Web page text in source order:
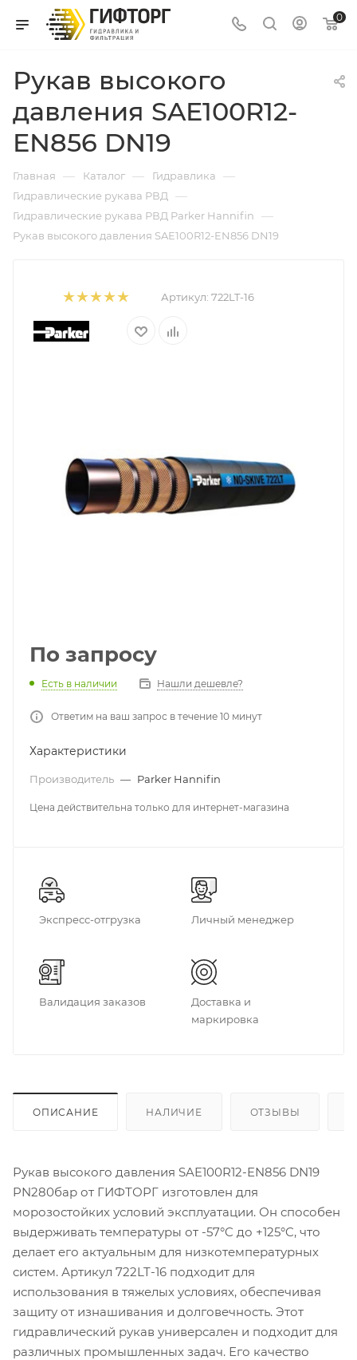
0
Рукав высокого
давления SAE100R12-
EN856 DN19
Главная — Каталог — Гидравлика —
Гидравлические рукава РВД —
Гидравлические рукава РВД Parker Hannifin —
Рукав высокого давления SAE100R12-EN856 DN19
Артикул: 722LT-16
По запросу
Есть в наличии Нашли дешевле?
Ответим на ваш запрос в течение 10 минут
Характеристики
Производитель — Parker Hannifin
Цена действительна только для интернет-магазина
Экспресс-отгрузка Личный менеджер
Валидация заказов
Доставка и
маркировка
ОПИСАНИЕ НАЛИЧИЕ ОТЗЫВЫ
Рукав высокого давления SAE100R12-EN856 DN19
PN280бар от ГИФТОРГ изготовлен для
морозостойких условий эксплуатации. Он способен
выдерживать температуры от -57°C до +125°C, что
делает его актуальным для низкотемпературных
систем. Артикул 722LT-16 подходит для
использования в тяжелых условиях, обеспечивая
защиту от изнашивания и долговечность. Этот
гидравлический рукав универсален и подходит для
различных промышленных задач. Его качество